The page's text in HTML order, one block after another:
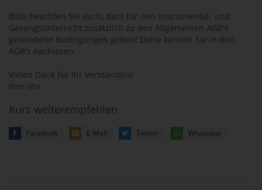
Bitte beachten Sie auch, dass für den Instrumental- und
Gesangsunterricht zusätzlich zu den Allgemeinen AGB's
gesonderte Bedingungen gelten! Diese können Sie in den
AGB's nachlesen.
Vielen Dank für Ihr Verständnis!
Ihre vhs
Kurs weiterempfehlen
Facebook E-Mail Twitter Whatsapp